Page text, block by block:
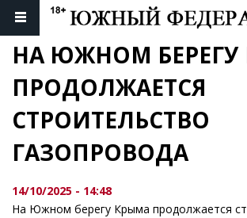
НА ЮЖНОМ
ПРОДОЛЖАЕТСЯ
СТРОИТЕЛЬСТВО
ГАЗОПРОВОДА
14/10/2025 - 14:48
На Южном берегу Крыма продолжается